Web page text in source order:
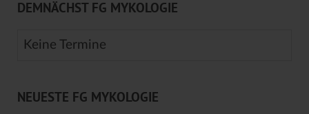
DEMNÄCHST FG MYKOLOGIE
Keine Termine
NEUESTE FG MYKOLOGIE